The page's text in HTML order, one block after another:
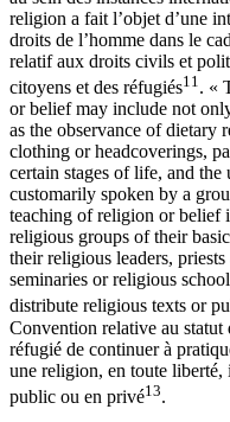
religion a fait l’objet d’une
droits de l’homme dans le
relatif aux droits civils et
citoyens et des réfugiés11. «
or belief may include not
as the observance of dietary
clothing or headcoverings,
certain stages of life, and the
customarily spoken by a
teaching of religion or belief
religious groups of their
their religious leaders,
seminaries or religious
distribute religious texts or
Convention relative au statut
réfugié de continuer à
une religion, en toute
public ou en privé13.